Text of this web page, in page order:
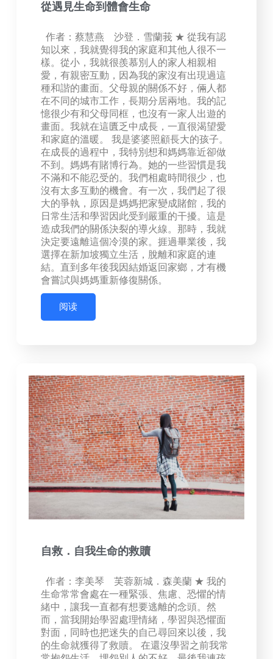
從遇見生命到體會生命
作者：蔡慧燕 沙登．雪蘭莪 ★ 從我有認
知以來，我就覺得我的家庭和其他人很不一
樣。從小，我就很羨慕別人的家人相親相
愛，有親密互動，因為我的家沒有出現過這
種和諧的畫面。父母親的關係不好，倆人都
在不同的城市工作，長期分居兩地。我的記
憶很少有和父母同框，也沒有一家人出遊的
畫面。我就在這匱乏中成長，一直很渴望愛
和家庭的溫暖。 我是婆婆照顧長大的孩子。
在成長的過程中，我特別想和媽媽靠近卻做
不到。媽媽有賭博行為。她的一些習慣是我
不滿和不能忍受的。我們相處時間很少，也
沒有太多互動的機會。有一次，我們起了很
大的爭執，原因是媽媽把家變成賭館，我的
日常生活和學習因此受到嚴重的干擾。這是
造成我們的關係決裂的導火線。那時，我就
決定要遠離這個冷漠的家。捱過畢業後，我
選擇在新加坡獨立生活，脫離和家庭的連
結。直到多年後我因結婚返回家鄉，才有機
會嘗試與媽媽重新修復關係。
阅读
自救．自我生命的救贖
作者：李美琴 芙蓉新城．森美蘭 ★ 我的
生命常常會處在一種緊張、焦慮、恐懼的情
緒中，讓我一直都有想要逃離的念頭。然
而，當我開始學習處理情緒，學習與恐懼面
對面，同時也把迷失的自己尋回來以後，我
的生命就獲得了救贖。 在還沒學習之前我常